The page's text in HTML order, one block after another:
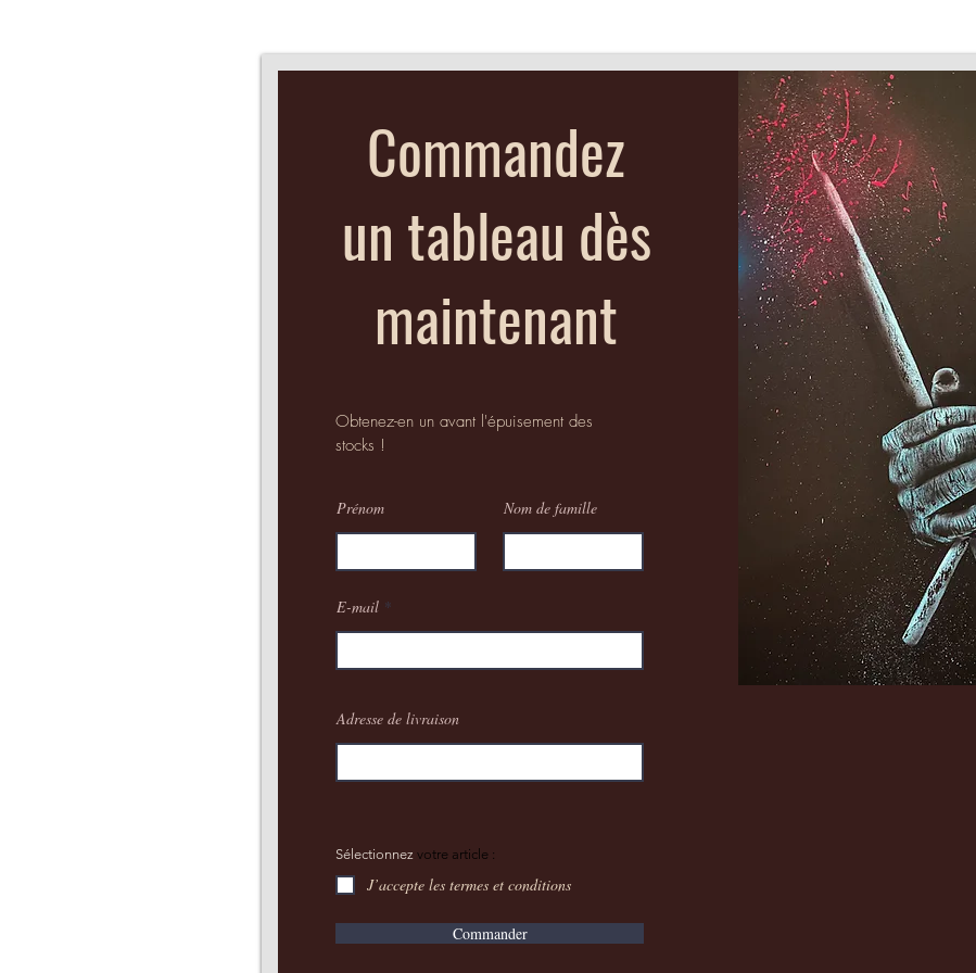
Commandez
un tableau dès
maintenant
Obtenez-en un avant l'épuisement des
stocks !
Prénom Nom de famille
E-mail
Adresse de livraison
Sélectionnez votre article :
J’accepte les termes et conditions
Commander